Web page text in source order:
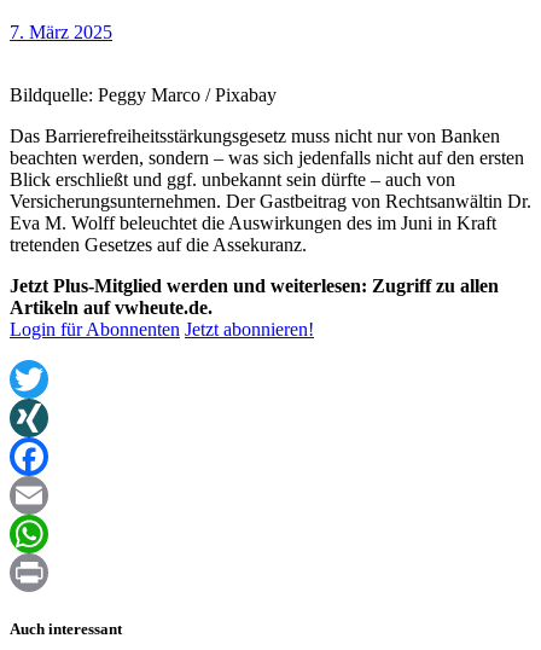
7. März 2025
Bildquelle: Peggy Marco / Pixabay
Das Barrierefreiheitsstärkungsgesetz muss nicht nur von Banken
beachten werden, sondern – was sich jedenfalls nicht auf den ersten
Blick erschließt und ggf. unbekannt sein dürfte – auch von
Versicherungsunternehmen. Der Gastbeitrag von Rechtsanwältin Dr.
Eva M. Wolff beleuchtet die Auswirkungen des im Juni in Kraft
tretenden Gesetzes auf die Assekuranz.
Jetzt Plus-Mitglied werden und weiterlesen: Zugriff zu allen
Artikeln auf vwheute.de.
Login für Abonnenten Jetzt abonnieren!
Twitter
XING
Facebook
Email
WhatsApp
Auch interessant